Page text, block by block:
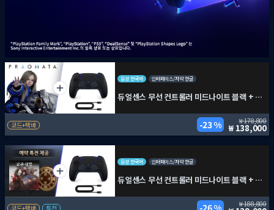
음성 한국어 인터페이스/자막 한글
듀얼센스 무선 컨트롤러 미드나이트 블랙 + PC용 USB 케이블 + 프래그마타
코드+택배 23 % 178,800
138,000
음성 한국어 인터페이스/자막 한글
듀얼센스 무선 컨트롤러 미드나이트 블랙 + PC용 USB 케이블 + 붉은사막
코드+택배 특전 188,800